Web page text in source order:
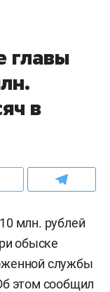
главы
в
млн. рублей
обыске
службы
этом сообщил